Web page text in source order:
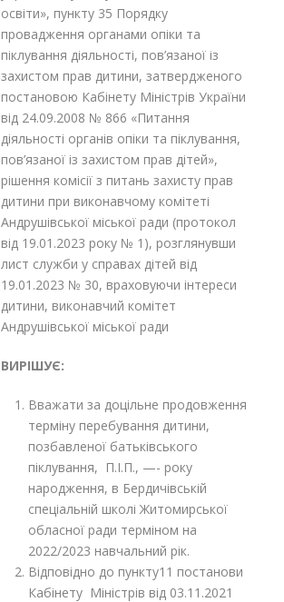
освіти», пункту 35 Порядку
провадження органами опіки та
піклування діяльності, пов’язаної із
захистом прав дитини, затвердженого
постановою Кабінету Міністрів України
від 24.09.2008 № 866 «Питання
діяльності органів опіки та піклування,
пов’язаної із захистом прав дітей»,
рішення комісії з питань захисту прав
дитини при виконавчому комітеті
Андрушівської міської ради (протокол
від 19.01.2023 року № 1), розглянувши
лист служби у справах дітей від
19.01.2023 № 30, враховуючи інтереси
дитини, виконавчий комітет
Андрушівської міської ради
ВИРІШУЄ:
Вважати за доцільне продовження
терміну перебування дитини,
позбавленої батьківського
піклування, П.І.П., —- року
народження, в Бердичівській
спеціальній школі Житомирської
обласної ради терміном на
2022/2023 навчальний рік.
Відповідно до пункту11 постанови
Кабінету Міністрів від 03.11.2021